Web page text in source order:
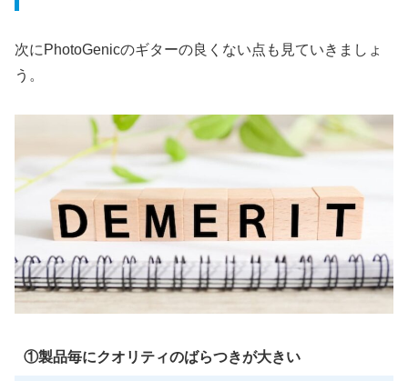
次にPhotoGenicのギターの良くない点も見ていきましょ
う。
①製品毎にクオリティのばらつきが大きい